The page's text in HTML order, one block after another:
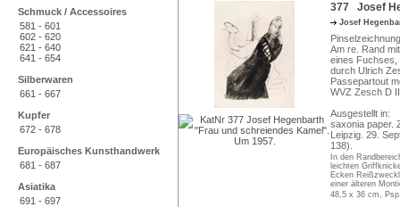
Schmuck / Accessoires
581 - 601
602 - 620
621 - 640
641 - 654
Silberwaren
661 - 667
Kupfer
672 - 678
Europäisches Kunsthandwerk
681 - 687
Asiatika
691 - 697
377 Josef
Josef
Am re. Rand
eines Fuchses,
durch Ulrich
Passepartout
WVZ Zesch D
Ausgestellt in:
saxonia paper.
Leipzig. 29.
138).
In den
leichten
Ecken
einer älteren
48,5 x 36 cm,